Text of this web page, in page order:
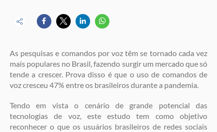
As pesquisas e comandos por voz têm se tornado cada vez
mais populares no Brasil, fazendo surgir um mercado que só
tende a crescer. Prova disso é que o uso de comandos de
voz cresceu 47% entre os brasileiros durante a pandemia.
Tendo em vista o cenário de grande potencial das
tecnologias de voz, este estudo tem como objetivo
reconhecer o que os usuários brasileiros de redes sociais